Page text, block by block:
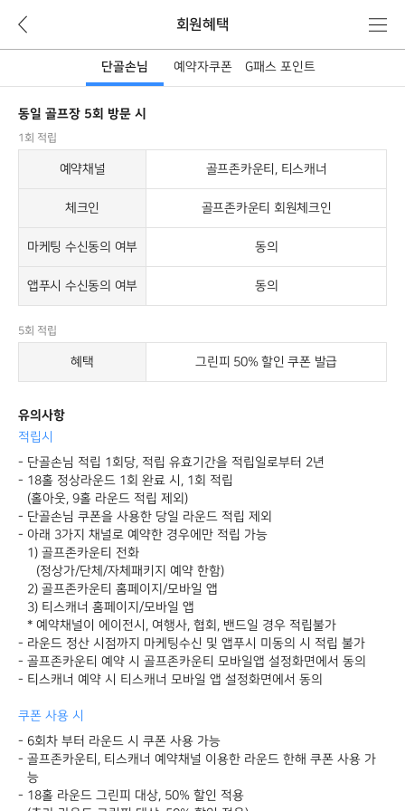
회원혜택
뒤
로
가
메
뉴
단골손님 예약자쿠폰 G패스 포인트
단
골
손
동일 골프장 5회 방문 시
1회 적립
예약채널 골프존카운티, 티스캐너
체크인 골프존카운티 회원체크인
마케팅 수신동의 여부 동의
앱푸시 수신동의 여부 동의
5회 적립
혜택 그린피 50% 할인 쿠폰 발급
유의사항
적립시
단골손님 적립 1회당, 적립 유효기간을 적립일로부터 2년
18홀 정상라운드 1회 완료 시, 1회 적립
(홀아웃, 9홀 라운드 적립 제외)
단골손님 쿠폰을 사용한 당일 라운드 적립 제외
아래 3가지 채널로 예약한 경우에만 적립 가능
1) 골프존카운티 전화
(정상가/단체/자체패키지 예약 한함)
2) 골프존카운티 홈페이지/모바일 앱
3) 티스캐너 홈페이지/모바일 앱
* 예약채널이 에이전시, 여행사, 협회, 밴드일 경우 적립불가
라운드 정산 시점까지 마케팅수신 및 앱푸시 미동의 시 적립 불가
골프존카운티 예약 시 골프존카운티 모바일앱 설정화면에서 동의
티스캐너 예약 시 티스캐너 모바일 앱 설정화면에서 동의
쿠폰 사용 시
6회차 부터 라운드 시 쿠폰 사용 가능
골프존카운티, 티스캐너 예약채널 이용한 라운드 한해 쿠폰 사용 가
능
18홀 라운드 그린피 대상, 50% 할인 적용